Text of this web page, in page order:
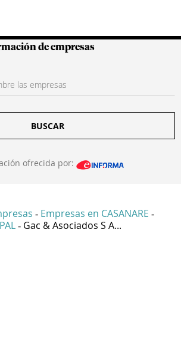
Colombianas
de empresas
BUSCAR
ofrecida por:
- Empresas en CASANARE -
- Gac & Asociados S A...